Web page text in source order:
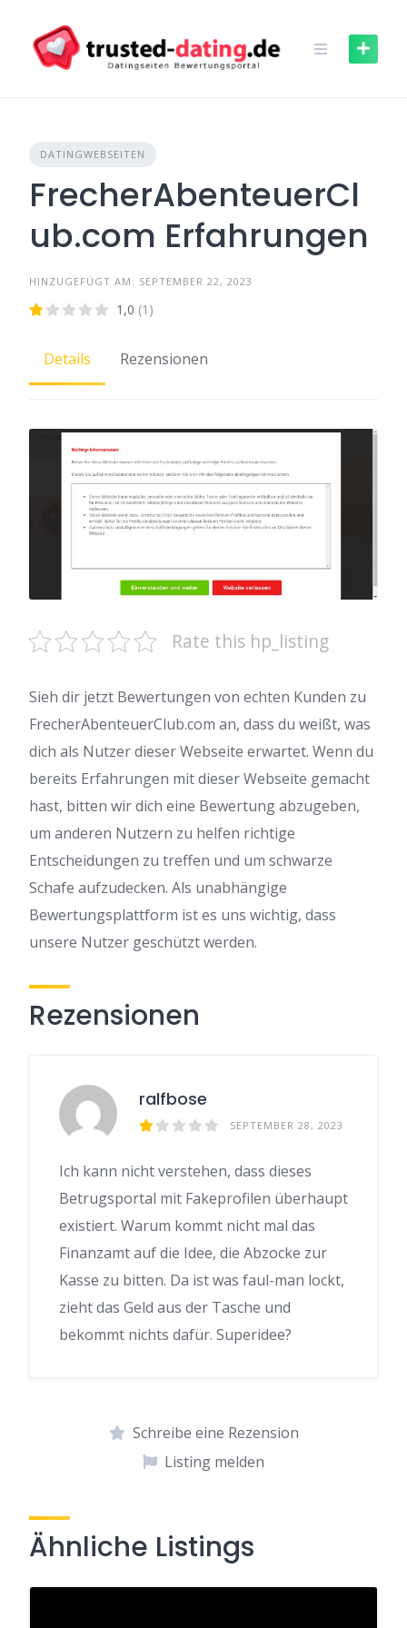
content
DATINGWEBSEITEN
FrecherAbenteuerCl
ub.com Erfahrungen
HINZUGEFÜGT AM: SEPTEMBER 22, 2023
1,0 (1)
Details Rezensionen
Rate this hp_listing
Sieh dir jetzt Bewertungen von echten Kunden zu
FrecherAbenteuerClub.com an, dass du weißt, was
dich als Nutzer dieser Webseite erwartet. Wenn du
bereits Erfahrungen mit dieser Webseite gemacht
hast, bitten wir dich eine Bewertung abzugeben,
um anderen Nutzern zu helfen richtige
Entscheidungen zu treffen und um schwarze
Schafe aufzudecken. Als unabhängige
Bewertungsplattform ist es uns wichtig, dass
unsere Nutzer geschützt werden.
Rezensionen
ralfbose
SEPTEMBER 28, 2023
Ich kann nicht verstehen, dass dieses
Betrugsportal mit Fakeprofilen überhaupt
existiert. Warum kommt nicht mal das
Finanzamt auf die Idee, die Abzocke zur
Kasse zu bitten. Da ist was faul-man lockt,
zieht das Geld aus der Tasche und
bekommt nichts dafür. Superidee?
Schreibe eine Rezension
Listing melden
Ähnliche Listings